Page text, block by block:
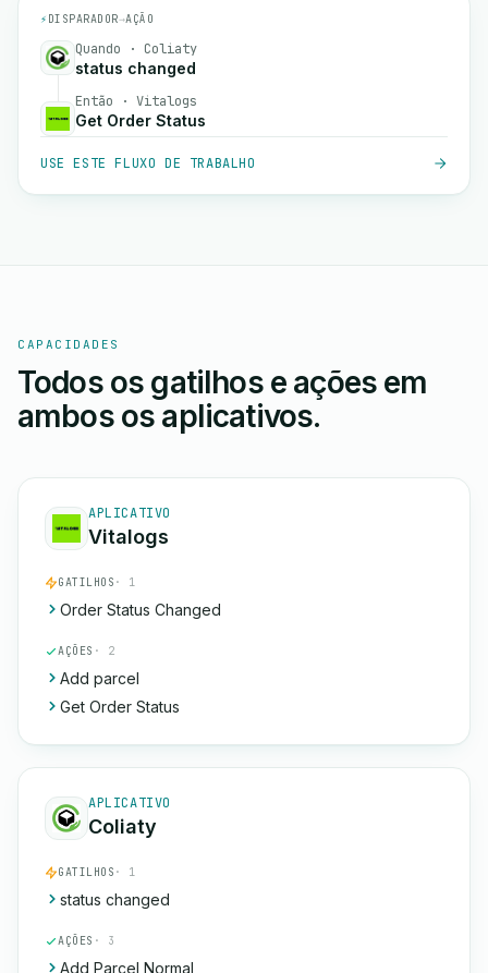
⚡ DISPARADOR→AÇÃO
Quando · Coliaty
status changed
Então · Vitalogs
Get Order Status
USE ESTE FLUXO DE TRABALHO
CAPACIDADES
Todos os gatilhos e ações em
ambos os aplicativos.
APLICATIVO
Vitalogs
GATILHOS · 1
Order Status Changed
AÇÕES · 2
Add parcel
Get Order Status
APLICATIVO
Coliaty
GATILHOS · 1
status changed
AÇÕES · 3
Add Parcel Normal